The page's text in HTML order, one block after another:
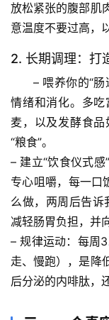
页
专
题
列
表
自
然
万
物
人
奥
放松紧张的腹部肌
意温度不要过高，
2. 长期调理：打
– 喂养你的“肠
情绪和消化。多吃
麦，以及发酵食
“粮食”。
– 建立“饮食仪式感”
专心咀嚼，每一口
么做，两周后告诉
减轻肠胃负担，并
– 规律运动：每周
走、慢跑），是降
后分泌的内啡肽，